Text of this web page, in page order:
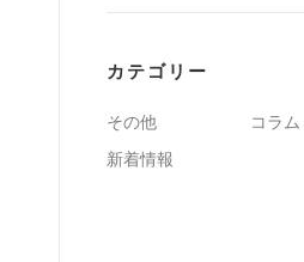
カテゴリー
その他
コラム
新着情報